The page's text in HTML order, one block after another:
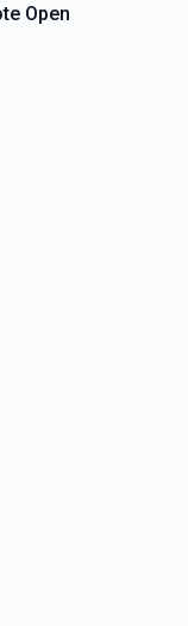
Open